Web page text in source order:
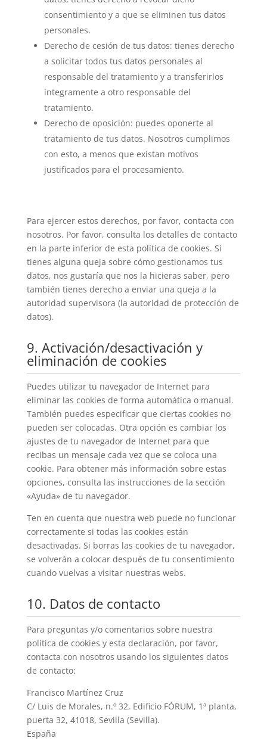
consentimiento y a que se eliminen tus datos
personales.
Derecho de cesión de tus datos: tienes derecho
a solicitar todos tus datos personales al
responsable del tratamiento y a transferirlos
íntegramente a otro responsable del
tratamiento.
Derecho de oposición: puedes oponerte al
tratamiento de tus datos. Nosotros cumplimos
con esto, a menos que existan motivos
justificados para el procesamiento.
Para ejercer estos derechos, por favor, contacta con
nosotros. Por favor, consulta los detalles de contacto
en la parte inferior de esta política de cookies. Si
tienes alguna queja sobre cómo gestionamos tus
datos, nos gustaría que nos la hicieras saber, pero
también tienes derecho a enviar una queja a la
autoridad supervisora (la autoridad de protección de
datos).
9. Activación/desactivación y
eliminación de cookies
Puedes utilizar tu navegador de Internet para
eliminar las cookies de forma automática o manual.
También puedes especificar que ciertas cookies no
pueden ser colocadas. Otra opción es cambiar los
ajustes de tu navegador de Internet para que
recibas un mensaje cada vez que se coloca una
cookie. Para obtener más información sobre estas
opciones, consulta las instrucciones de la sección
«Ayuda» de tu navegador.
Ten en cuenta que nuestra web puede no funcionar
correctamente si todas las cookies están
desactivadas. Si borras las cookies de tu navegador,
se volverán a colocar después de tu consentimiento
cuando vuelvas a visitar nuestras webs.
10. Datos de contacto
Para preguntas y/o comentarios sobre nuestra
política de cookies y esta declaración, por favor,
contacta con nosotros usando los siguientes datos
de contacto:
Francisco Martínez Cruz
C/ Luis de Morales, n.º 32, Edificio FÓRUM, 1ª planta,
puerta 32, 41018, Sevilla (Sevilla).
España